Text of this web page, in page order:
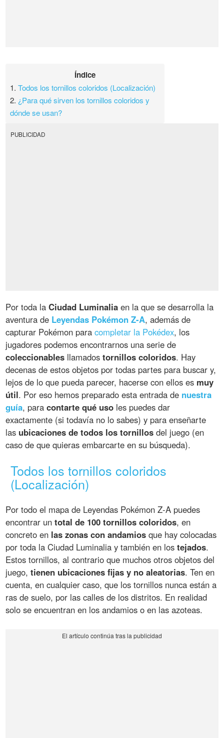
Índice
1.Todos los tornillos coloridos (Localización)
2. ¿Para qué sirven los tornillos coloridos y
dónde se usan?
PUBLICIDAD
Por toda laCiudad Luminalia en la que se desarrolla la
aventura de Leyendas Pokémon Z-A, además de
capturar Pokémon paracompletar la Pokédex, los
jugadores podemos encontrarnos una serie de
coleccionables llamadostornillos coloridos. Hay
decenas de estos objetos por todas partes para buscar y,
lejos de lo que pueda parecer, hacerse con ellos es muy
útil. Por eso hemos preparado esta entrada de nuestra
guía, paracontarte qué uso les puedes dar
exactamente (si todavía no lo sabes) y para enseñarte
las ubicaciones de todos los tornillos del juego (en
caso de que quieras embarcarte en su búsqueda).
Todos los tornillos coloridos
(Localización)
Por todo el mapa de Leyendas Pokémon Z-A puedes
encontrar untotal de 100 tornillos coloridos, en
concreto en las zonas con andamios que hay colocadas
por toda la Ciudad Luminalia y también en lostejados.
Estos tornillos, al contrario que muchos otros objetos del
juego,tienen ubicaciones fijas y no aleatorias. Ten en
cuenta, en cualquier caso, que los tornillos nunca están a
ras de suelo, por las calles de los distritos. En realidad
solo se encuentran en los andamios o en las azoteas.